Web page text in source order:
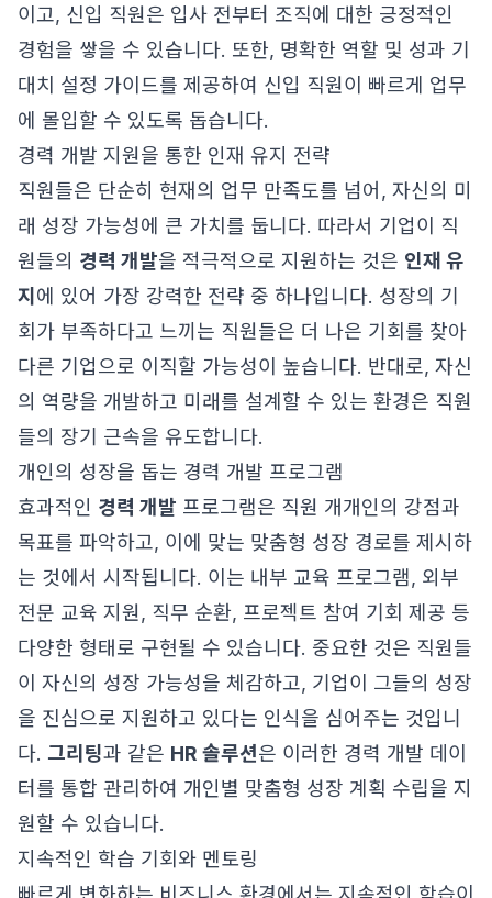
이고, 신입 직원은 입사 전부터 조직에 대한 긍정적인
경험을 쌓을 수 있습니다. 또한, 명확한 역할 및 성과 기
대치 설정 가이드를 제공하여 신입 직원이 빠르게 업무
에 몰입할 수 있도록 돕습니다.
경력 개발 지원을 통한 인재 유지 전략
직원들은 단순히 현재의 업무 만족도를 넘어, 자신의 미
래 성장 가능성에 큰 가치를 둡니다. 따라서 기업이 직
원들의 경력 개발을 적극적으로 지원하는 것은 인재 유
지 에 있어 가장 강력한 전략 중 하나입니다. 성장의 기
회가 부족하다고 느끼는 직원들은 더 나은 기회를 찾아
다른 기업으로 이직할 가능성이 높습니다. 반대로, 자신
의 역량을 개발하고 미래를 설계할 수 있는 환경은 직원
들의 장기 근속을 유도합니다.
개인의 성장을 돕는 경력 개발 프로그램
효과적인 경력 개발 프로그램은 직원 개개인의 강점과
목표를 파악하고, 이에 맞는 맞춤형 성장 경로를 제시하
는 것에서 시작됩니다. 이는 내부 교육 프로그램, 외부
전문 교육 지원, 직무 순환, 프로젝트 참여 기회 제공 등
다양한 형태로 구현될 수 있습니다. 중요한 것은 직원들
이 자신의 성장 가능성을 체감하고, 기업이 그들의 성장
을 진심으로 지원하고 있다는 인식을 심어주는 것입니
다. 그리팅과 같은 HR 솔루션은 이러한 경력 개발 데이
터를 통합 관리하여 개인별 맞춤형 성장 계획 수립을 지
원할 수 있습니다.
지속적인 학습 기회와 멘토링